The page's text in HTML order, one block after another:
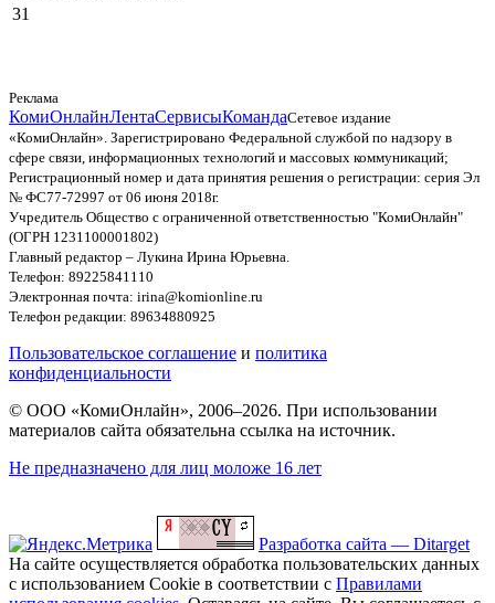
31
Реклама
КомиОнлайнЛентаСервисыКомандаСетевое издание
«КомиОнлайн». Зарегистрировано Федеральной службой по надзору в
сфере связи, информационных технологий и массовых коммуникаций;
Регистрационный номер и дата принятия решения о регистрации: серия Эл
№ ФС77-72997 от 06 июня 2018г.
Учредитель Общество с ограниченной ответственностью "КомиОнлайн"
(ОГРН 1231100001802)
Главный редактор – Лукина Ирина Юрьевна.
Телефон: 89225841110
Электронная почта: irina@komionline.ru
Телефон редакции: 89634880925
Пользовательское соглашение и политика
конфиденциальности
© ООО «КомиОнлайн», 2006–2026. При использовании
материалов сайта обязательна ссылка на источник.
Не предназначено для лиц моложе 16 лет
Разработка сайта — Ditarget
На сайте осуществляется обработка пользовательских данных
с использованием Cookie в соответствии с Правилами